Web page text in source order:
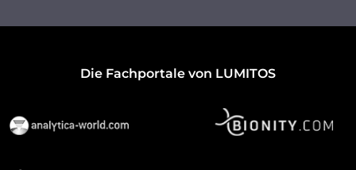
Die Fachportale von LUMITOS